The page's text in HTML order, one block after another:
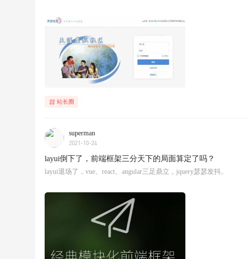
站长圈
superman
2021-10-24
layui倒下了，前端框架三分天下的局面算定了吗？
layui退场了，vue、react、angular三足鼎立，jquery瑟瑟发抖。